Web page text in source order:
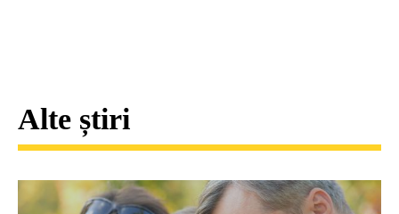
Alte știri